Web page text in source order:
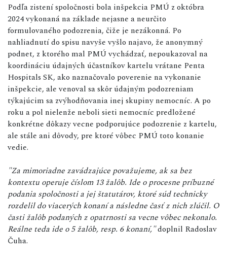
Podľa zistení spoločnosti bola inšpekcia PMÚ z októbra
2024 vykonaná na základe nejasne a neurčito
formulovaného podozrenia, čiže je nezákonná. Po
nahliadnutí do spisu navyše vyšlo najavo, že anonymný
podnet, z ktorého mal PMÚ vychádzať, nepoukazoval na
koordináciu údajných účastníkov kartelu vrátane Penta
Hospitals SK, ako naznačovalo poverenie na vykonanie
inšpekcie, ale venoval sa skôr údajným podozreniam
týkajúcim sa zvýhodňovania inej skupiny nemocníc. A po
roku a pol nielenže neboli sieti nemocníc predložené
konkrétne dôkazy vecne podporujúce podozrenie z kartelu,
ale stále ani dôvody, pre ktoré vôbec PMÚ toto konanie
vedie.
"Za mimoriadne zavádzajúce považujeme, ak sa bez
kontextu operuje číslom 13 žalôb. Ide o procesne príbuzné
podania spoločnosti a jej štatutárov, ktoré súd technicky
rozdelil do viacerých konaní a následne časť z nich zlúčil. O
časti žalôb podaných z opatrnosti sa vecne vôbec nekonalo.
Reálne teda ide o 5 žalôb, resp. 6 konaní,"doplnil Radoslav
Čuha.